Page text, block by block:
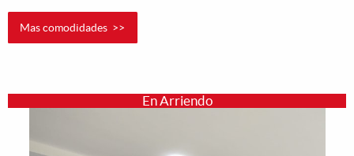
Mas comodidades >>
En Arriendo